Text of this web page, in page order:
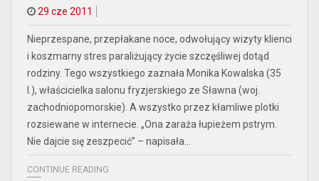
29 cze 2011
Nieprzespane, przepłakane noce, odwołujący wizyty klienci
i koszmarny stres paraliżujący życie szczęśliwej dotąd
rodziny. Tego wszystkiego zaznała Monika Kowalska (35
l.), właścicielka salonu fryzjerskiego ze Sławna (woj.
zachodniopomorskie). A wszystko przez kłamliwe plotki
rozsiewane w internecie. „Ona zaraża łupieżem pstrym.
Nie dajcie się zeszpecić” – napisała…
CONTINUE READING